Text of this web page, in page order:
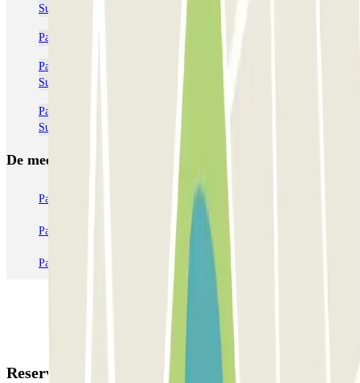
Suárez Madrid-Barajas (MAD)
Parkeer op de Luchthaven Adolfo Suárez Madrid-Barajas (MAD)
Parkeerplaatsen dichtbij Terminal 1 bij het vliegveld van Adolfo
Suárez Madrid-Barajas (MAD)
Parkeerplaatsen dichtbij Terminal 3 bij het vliegveld van Adolfo
Suárez Madrid-Barajas (MAD)
De meest geboekte parkings
Parkeren in Parijs
Parkeren in Station Venetië Mestre Parkeren in Rome
Parkeren in Milaan Parkeren in Verona
Reserveringsgegevens